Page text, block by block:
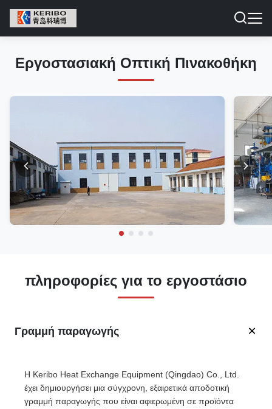
Εργοστασιακή Οπτική Πινακοθήκη
πληροφορίες για το εργοστάσιο
Γραμμή παραγωγής
Η Keribo Heat Exchange Equipment (Qingdao) Co., Ltd.
έχει δημιουργήσει μια σύγχρονη, εξαιρετικά αποδοτική
γραμμή παραγωγής που είναι αφιερωμένη σε προϊόντα